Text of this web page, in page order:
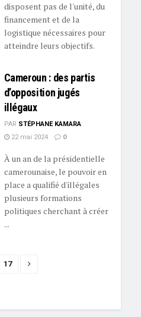
disposent pas de l'unité, du
financement et de la
logistique nécessaires pour
atteindre leurs objectifs.
Cameroun : des partis
d’opposition jugés
illégaux
PAR STÉPHANE KAMARA
22 mai 2024
0
À un an de la présidentielle
camerounaise, le pouvoir en
place a qualifié d'illégales
plusieurs formations
politiques cherchant à créer
...
17